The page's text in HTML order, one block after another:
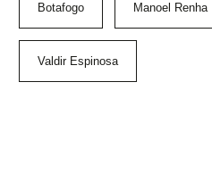
Botafogo Manoel Renha
Valdir Espinosa